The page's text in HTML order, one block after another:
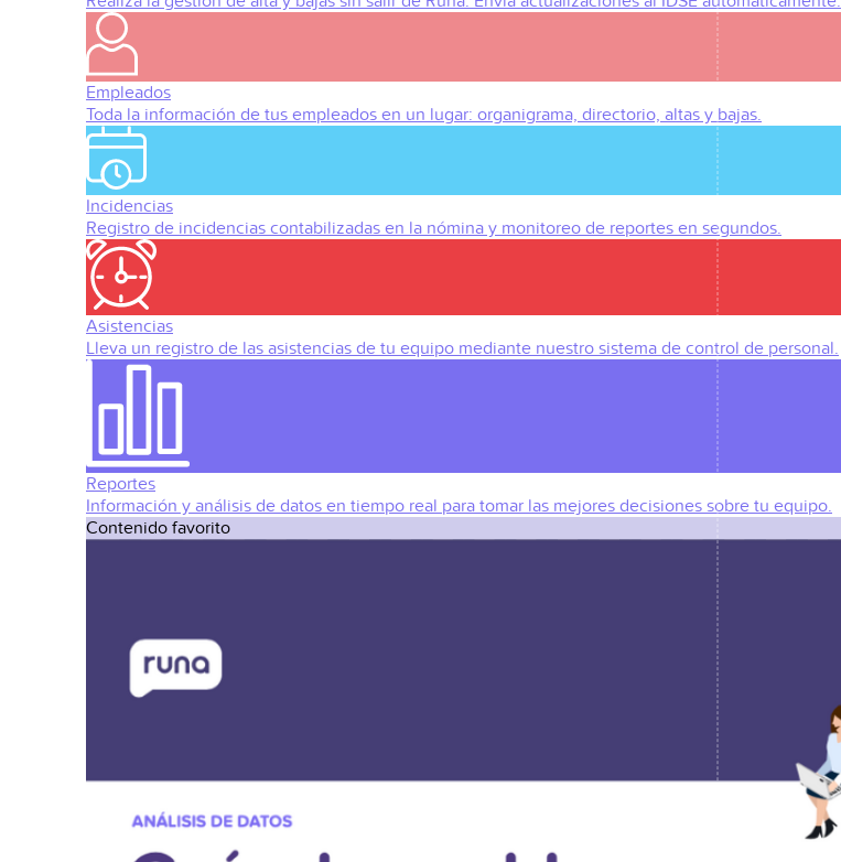
Empleados
Toda la información de tus empleados en un lugar: organigrama, directorio, altas y bajas.
Incidencias
Registro de incidencias contabilizadas en la nómina y monitoreo de reportes en segundos.
Asistencias
Lleva un registro de las asistencias de tu equipo mediante nuestro sistema de control de personal.
Reportes
Información y análisis de datos en tiempo real para tomar las mejores decisiones sobre tu equipo.
Contenido favorito